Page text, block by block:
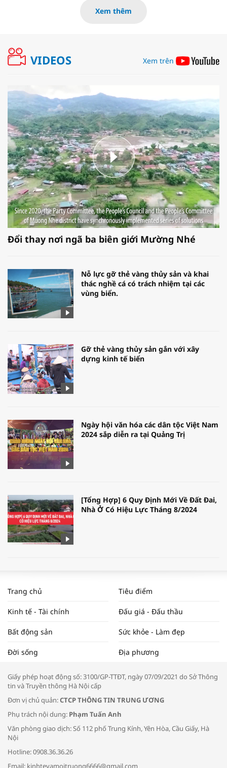
Xem thêm
VIDEOS Xem trên
Đổi thay nơi ngã ba biên giới Mường Nhé
Nỗ lực gỡ thẻ vàng thủy sản và khai
thác nghề cá có trách nhiệm tại các
vùng biển.
Gỡ thẻ vàng thủy sản gắn với xây
dựng kinh tế biển
Ngày hội văn hóa các dân tộc Việt Nam
2024 sắp diễn ra tại Quảng Trị
[Tổng Hợp] 6 Quy Định Mới Về Đất Đai,
Nhà Ở Có Hiệu Lực Tháng 8/2024
NAM NĂM 2024 VÀ NĂM 2025 | NHỊP
ĐẬP THỊ TRƯỜNG #62
Tọa đàm “Xúc tiến thương mại: Khơi
Bác sĩ tư vấn cách phòng tránh bệnh
đường hô hấp trong thời tiết giao mùa
Trang chủ Tiêu điểm
Kinh tế - Tài chính Đấu giá - Đấu thầu
Bất động sản Sức khỏe - Làm đẹp
Đời sống Địa phương
Giấy phép hoạt động số: 3100/GP-TTĐT, ngày 07/09/2021 do Sở Thông
tin và Truyền thông Hà Nội cấp
Đơn vị chủ quản:CTCP THÔNG TIN TRUNG ƯƠNG
Phụ trách nội dung: Phạm Tuấn Anh
Văn phòng giao dịch: Số 112 phố Trung Kính, Yên Hòa, Cầu Giấy, Hà
Nội
Hotline: 0908.36.36.26
Email: kinhtevamoitruong6666@gmail.com